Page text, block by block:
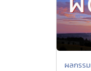
ผลกรร